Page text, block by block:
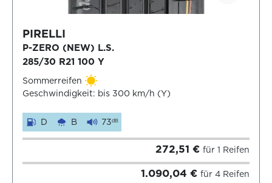
PIRELLI
P-ZERO (NEW) L.S.
285/30 R21 100 Y
Sommerreifen
Geschwindigkeit: bis 300 km/h (Y)
D B 73dB
272,51 € für 1 Reifen
1.090,04 € für 4 Reifen